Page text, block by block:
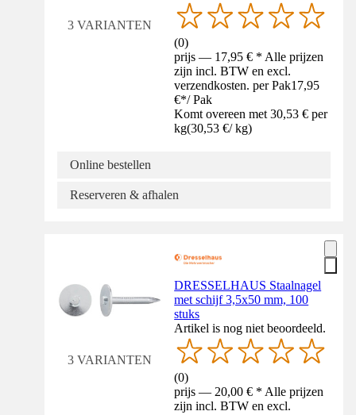
3 VARIANTEN
(0)
prijs — 17,95 € * Alle prijzen
zijn incl. BTW en excl.
verzendkosten. per Pak17,95
€*/ Pak
Komt overeen met 30,53 € per
kg(30,53 €/ kg)
Online bestellen
Reserveren & afhalen
3 VARIANTEN
DRESSELHAUS Staalnagel
met schijf 3,5x50 mm, 100
stuks
Artikel is nog niet beoordeeld.
(0)
prijs — 20,00 € * Alle prijzen
zijn incl. BTW en excl.